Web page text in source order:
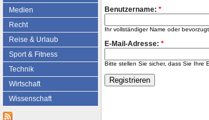
Medien
Recht
Reise & Urlaub
Sport & Fitness
Technik
Wirtschaft
Wissenschaft
Benutzername: *
Ihr vollständiger Name oder
E-Mail-Adresse: *
Bitte stellen Sie sicher, dass Sie Ihre